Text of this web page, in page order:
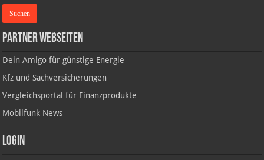
Partner Webseiten
Dein Amigo für günstige Energie
Kfz und Sachversicherungen
Vergleichsportal für Finanzprodukte
Mobilfunk News
Login